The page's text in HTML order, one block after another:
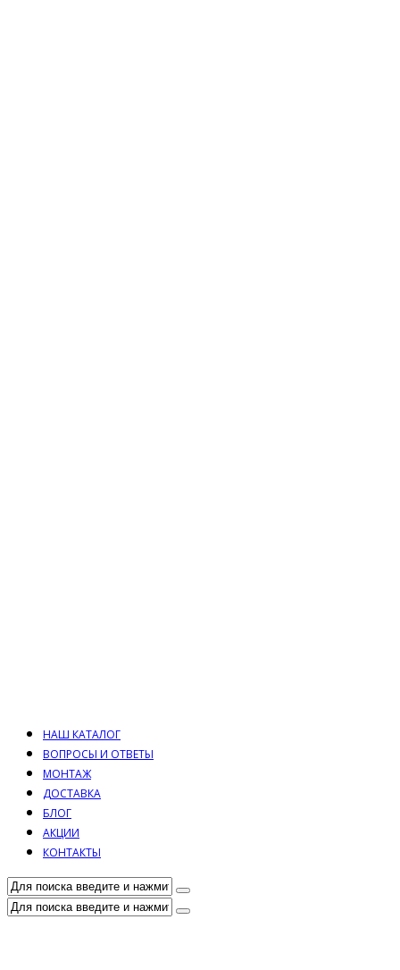
НАШ КАТАЛОГ
ВОПРОСЫ И ОТВЕТЫ
МОНТАЖ
ДОСТАВКА
БЛОГ
АКЦИИ
КОНТАКТЫ